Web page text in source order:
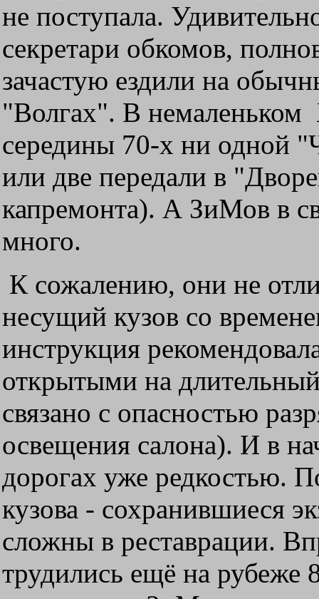
не поступала.
секретари обкомов,
зачастую ездили на
"Волгах". В немаленьком
середины 70-х ни одной
или две передали в
капремонта). А ЗиМов в
много.
К сожалению, они не
несущий кузов со
инструкция
открытыми на
связано с опасностью
освещения салона). И в
дорогах уже редкостью.
кузова - сохранившиеся
сложны в реставрации.
трудились ещё на рубеже